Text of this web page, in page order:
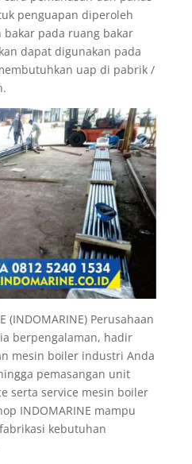
penguapan diperoleh
pada ruang bakar
dapat digunakan pada
uap di pabrik /
(INDOMARINE) Perusahaan
berpengalaman, hadir
mesin boiler industri Anda
pemasangan unit
serta service mesin boiler
INDOMARINE mampu
kebutuhan